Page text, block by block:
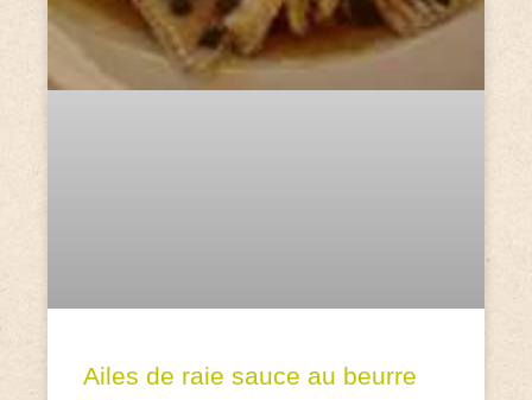
Ailes de raie sauce au beurre